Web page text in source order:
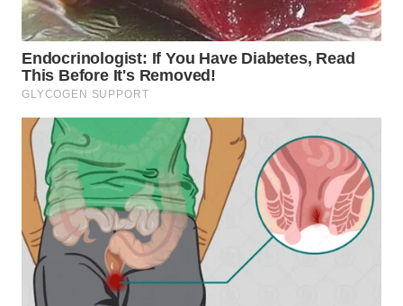
KALSEL
WN
KALTIM
WN
SULSEL
WN
GORONTALO
WN
SULUT